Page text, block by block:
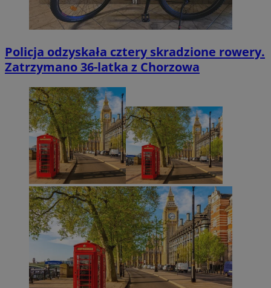
Policja odzyskała cztery skradzione rowery.
Zatrzymano 36-latka z Chorzowa